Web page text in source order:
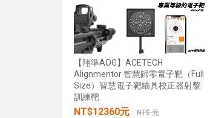
【翔準AOG】ACETECH
Alignmentor 智慧歸零電子靶（Full
Size）智慧電子靶瞄具校正器射擊
訓練靶
NT$12360元 NT$ 元